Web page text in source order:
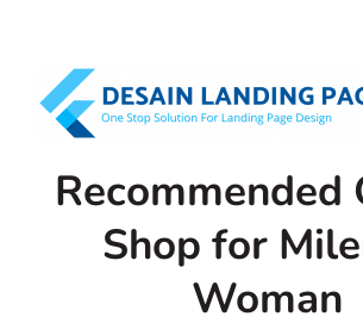
Recommended
Shop for
Woman